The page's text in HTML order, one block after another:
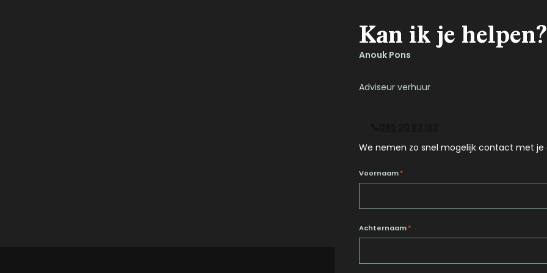
Kan ik je helpen?
Anouk Pons
Adviseur verhuur
We nemen zo snel mogelijk contact met je
Voornaam*
Achternaam*